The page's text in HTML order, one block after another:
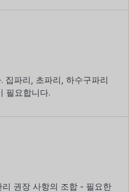
집파리, 초파리, 하수구파리
필요합니다.
권장 사항의 조합 - 필요한